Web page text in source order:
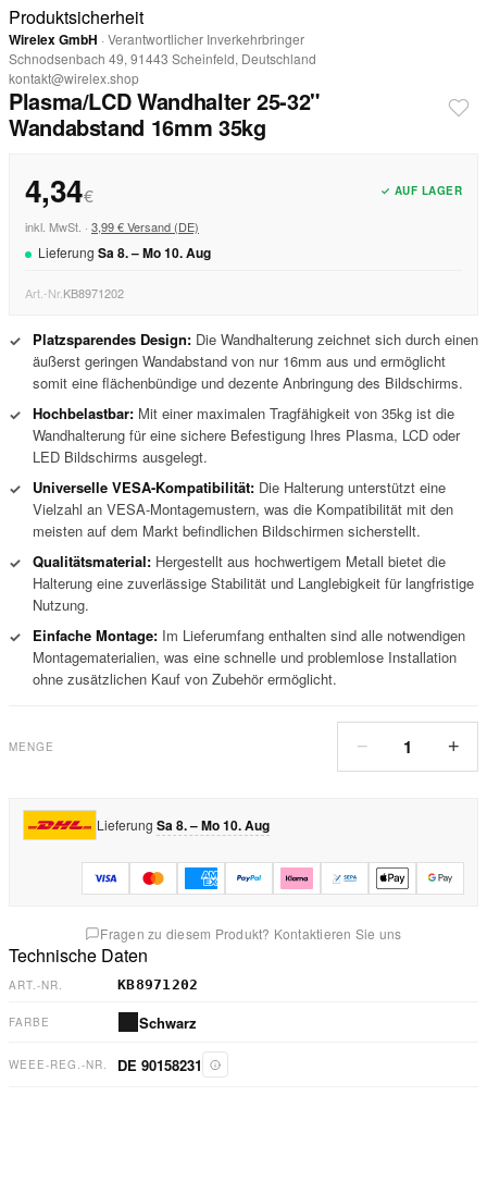
Produktsicherheit
Wirelex GmbH · Verantwortlicher Inverkehrbringer
Schnodsenbach 49, 91443 Scheinfeld, Deutschland
kontakt@wirelex.shop
Plasma/LCD Wandhalter 25-32"
Wandabstand 16mm 35kg
4,34€ ✓ AUF LAGER
inkl. MwSt. · 3,99 € Versand (DE)
Lieferung Sa8. –Mo10.Aug
Art.-Nr.KB8971202
✓ Platzsparendes Design: Die Wandhalterung zeichnet sich durch einen
äußerst geringen Wandabstand von nur 16mm aus und ermöglicht
somit eine flächenbündige und dezente Anbringung des Bildschirms.
✓ Hochbelastbar: Mit einer maximalen Tragfähigkeit von 35kg ist die
Wandhalterung für eine sichere Befestigung Ihres Plasma, LCD oder
LED Bildschirms ausgelegt.
✓
Universelle VESA-Kompatibilität: Die Halterung unterstützt eine
Vielzahl an VESA-Montagemustern, was die Kompatibilität mit den
meisten auf dem Markt befindlichen Bildschirmen sicherstellt.
✓ Qualitätsmaterial: Hergestellt aus hochwertigem Metall bietet die
Halterung eine zuverlässige Stabilität und Langlebigkeit für langfristige
Nutzung.
✓
Einfache Montage: Im Lieferumfang enthalten sind alle notwendigen
Montagematerialien, was eine schnelle und problemlose Installation
ohne zusätzlichen Kauf von Zubehör ermöglicht.
MENGE − 1 +
Lieferung Sa 8. – Mo 10. Aug
Fragen zu diesem Produkt? Kontaktieren Sie uns
Technische Daten
ART.-NR. KB8971202
FARBE Schwarz
WEEE-REG.-NR. DE 90158231